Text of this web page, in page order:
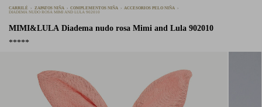
CARRILÉ ZAPATOS NIÑA COMPLEMENTOS NIÑA
ACCESORIOS PELO NIÑA
DIADEMA NUDO ROSA MIMI AND LULA 902010
MIMI&LULA Diadema nudo rosa Mimi and Lula 902010
*****